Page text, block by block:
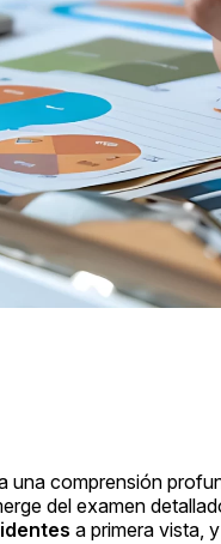
una comprensión
del examen
a primera vista,